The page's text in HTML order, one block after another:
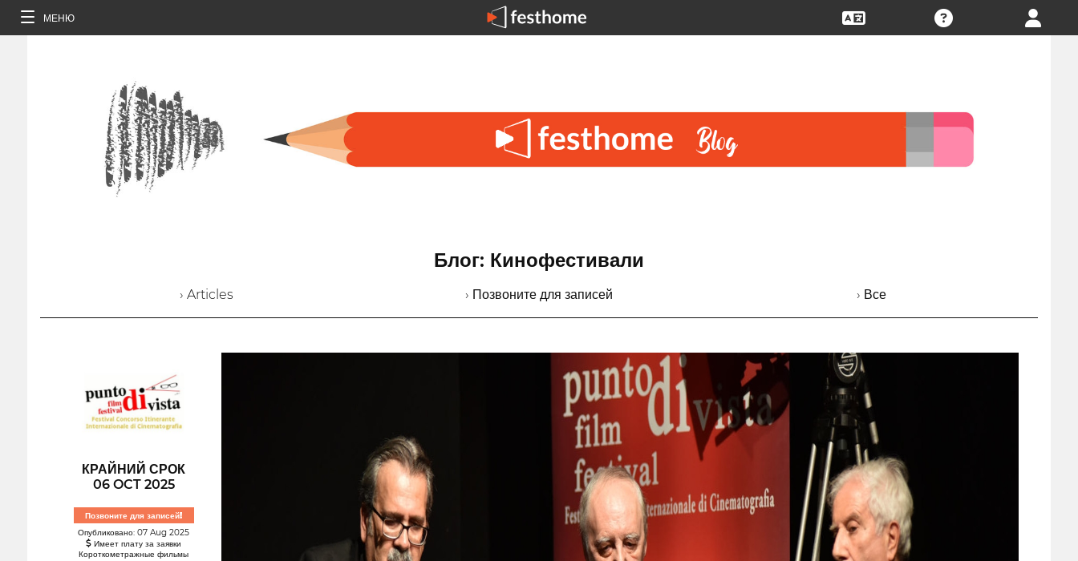
МЕНЮ
Блог: Кинофестивали
› Articles › Позвоните для записей › Все
КРАЙНИЙ СРОК
06 OCT 2025
Позвоните для записей!
Опубликовано: 07 Aug 2025
Имеет плату за заявки
Короткометражные фильмы